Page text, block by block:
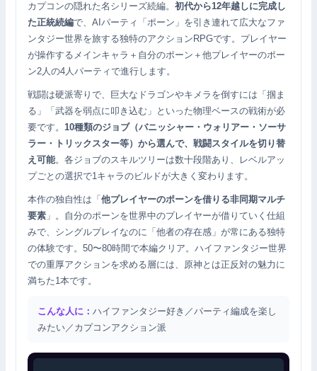
カプコンの隠れた名シリーズ続編。初代から12年越しに完成し
た正統続編で、AIパーティ「ポーン」を引き連れて広大なファ
ンタジー世界を旅する独特のアクションRPGです。プレイヤー
が操作するメインキャラ＋自分のポーン＋他プレイヤーのポー
ン2人の4人パーティで進行します。
戦闘は硬派寄りで、巨大なドラゴンやキメラを倒すには「掴ま
る」「武器を弱点に叩き込む」といった物理ベースの戦術が必
要です。 10種類のジョブ（バニッシャー・ウォリアー・ソーサ
ラー・トリックスター等）から選んで、戦闘スタイルを切り替
え可能。各ジョブのスキルツリーは数十段階あり、レベルアッ
プごとの選択で1キャラのビルドが大きく変わります。
本作の独自性は「他プレイヤーのポーンを借りる非同期マルチ
要素 」。自分のポーンを世界中のプレイヤーが借りていく仕組
みで、シングルプレイなのに「他者の存在感」が常にある独特
の体験です。50〜80時間で本編クリア。ハイファンタジー世界
での重厚アクションを求める層には、原神とは正反対の魅力に
満ちた1本です。
こんな人に：ハイファンタジー好き／パーティ編成を楽し
みたい／カプコンアクション派